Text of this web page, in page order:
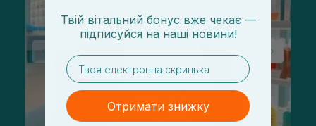
Твій вітальний бонус вже чекає —
підписуйся на наші новини!
email
Отримати знижку